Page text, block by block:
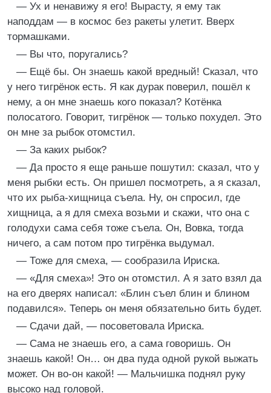
— Ух и ненавижу я его! Вырасту, я ему так
наподдам — в космос без ракеты улетит. Вверх
тормашками.
— Вы что, поругались?
— Ещё бы. Он знаешь какой вредный! Сказал, что
у него тигрёнок есть. Я как дурак поверил, пошёл к
нему, а он мне знаешь кого показал? Котёнка
полосатого. Говорит, тигрёнок — только похудел. Это
он мне за рыбок отомстил.
— За каких рыбок?
— Да просто я еще раньше пошутил: сказал, что у
меня рыбки есть. Он пришел посмотреть, а я сказал,
что их рыба-хищница съела. Ну, он спросил, где
хищница, а я для смеха возьми и скажи, что она с
голодухи сама себя тоже съела. Он, Вовка, тогда
ничего, а сам потом про тигрёнка выдумал.
— Тоже для смеха, — сообразила Ириска.
— «Для смеха»! Это он отомстил. А я зато взял да
на его дверях написал: «Блин съел блин и блином
подавился». Теперь он меня обязательно бить будет.
— Сдачи дай, — посоветовала Ириска.
— Сама не знаешь его, а сама говоришь. Он
знаешь какой! Он… он два пуда одной рукой выжать
может. Он во-он какой! — Мальчишка поднял руку
высоко над головой.